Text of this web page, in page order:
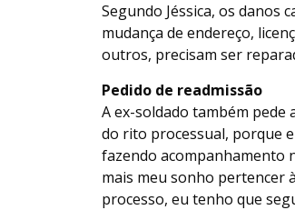
Segundo Jéssica, os danos
mudança de endereço,
outros, precisam ser
Pedido de readmissão
A ex-soldado também pede
do rito processual, porque
fazendo acompanhamento
mais meu sonho pertencer
processo, eu tenho que